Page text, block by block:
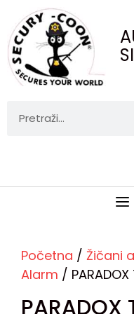
Početna / Žičani
Alarm / PARADOX
PARADOX